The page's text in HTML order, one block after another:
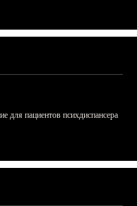
для пациентов психдиспансера